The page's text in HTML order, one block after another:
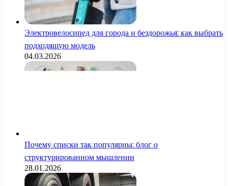
Электровелосипед для города и бездорожья: как выбрать
подходящую модель
04.03.2026
Почему списки так популярны: блог о
структурированном мышлении
28.01.2026